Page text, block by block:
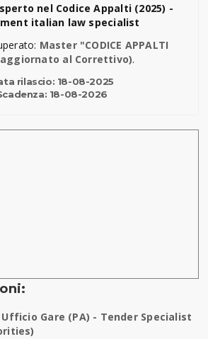
nel Codice Appalti (2025) -
italian law specialist
Master "CODICE APPALTI
al Correttivo).
rilascio: 18-08-2025
18-08-2026
Gare (PA) - Tender Specialist